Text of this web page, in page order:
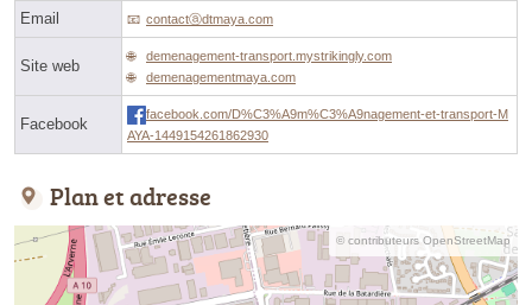
Email contactⓐdtmaya.com
Site web
demenagement-transport.mystrikingly.com
demenagementmaya.com
Facebook
facebook.com/D%C3%A9m%C3%A9nagement-et-transport-M
AYA-1449154261862930
Plan et adresse
© contributeurs OpenStreetMap